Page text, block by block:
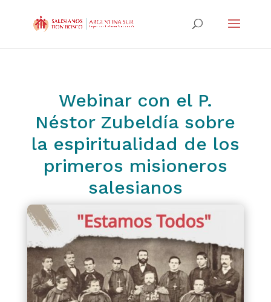
Webinar con el P.
Néstor Zubeldía sobre
la espiritualidad de los
primeros misioneros
salesianos